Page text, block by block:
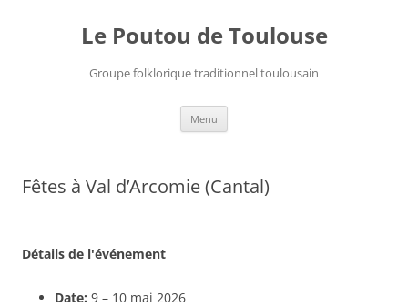
Le Poutou de Toulouse
Groupe folklorique traditionnel toulousain
Menu
Fêtes à Val d’Arcomie (Cantal)
Détails de l'événement
Date: 9 – 10 mai 2026